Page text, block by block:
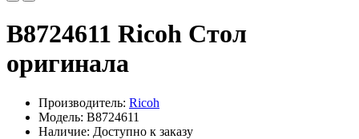
B8724611 Ricoh Стол
оригинала
Производитель: Ricoh
Модель: B8724611
Наличие: Доступно к заказу